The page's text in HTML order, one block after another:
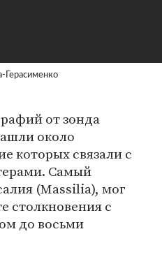
Герасименко
от зонда
около
которых связали с
Самый
(Massilia), мог
столкновения с
до восьми